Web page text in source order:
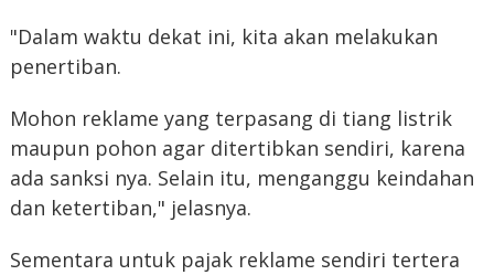
"Dalam waktu dekat ini, kita akan melakukan
penertiban.
Mohon reklame yang terpasang di tiang listrik
maupun pohon agar ditertibkan sendiri, karena
ada sanksi nya. Selain itu, menganggu keindahan
dan ketertiban," jelasnya.
Sementara untuk pajak reklame sendiri tertera